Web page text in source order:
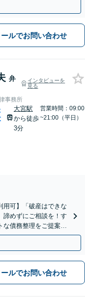
ールでお問い合わせ
弁
インタビューを
見る
事務所
大宮駅
から徒歩
3分
営業時間：09:00
~21:00（平日）
用可】「破産はできな
諦めずにご相談を！す
な債務整理をご提案し
駅3分】
ールでお問い合わせ